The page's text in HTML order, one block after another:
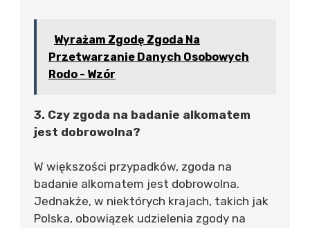
Wyrażam Zgodę Zgoda Na
Przetwarzanie Danych Osobowych
Rodo - Wzór
3. Czy zgoda na badanie alkomatem
jest dobrowolna?
W większości przypadków, zgoda na
badanie alkomatem jest dobrowolna.
Jednakże, w niektórych krajach, takich jak
Polska, obowiązek udzielenia zgody na